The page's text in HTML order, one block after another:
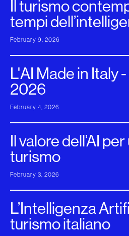
Il turismo
tempi
February 9, 2026
L'AI Made in Italy
2026
February 4, 2026
Il valore dell’AI
turismo
February 3, 2026
L’Intelligenza
turismo italiano